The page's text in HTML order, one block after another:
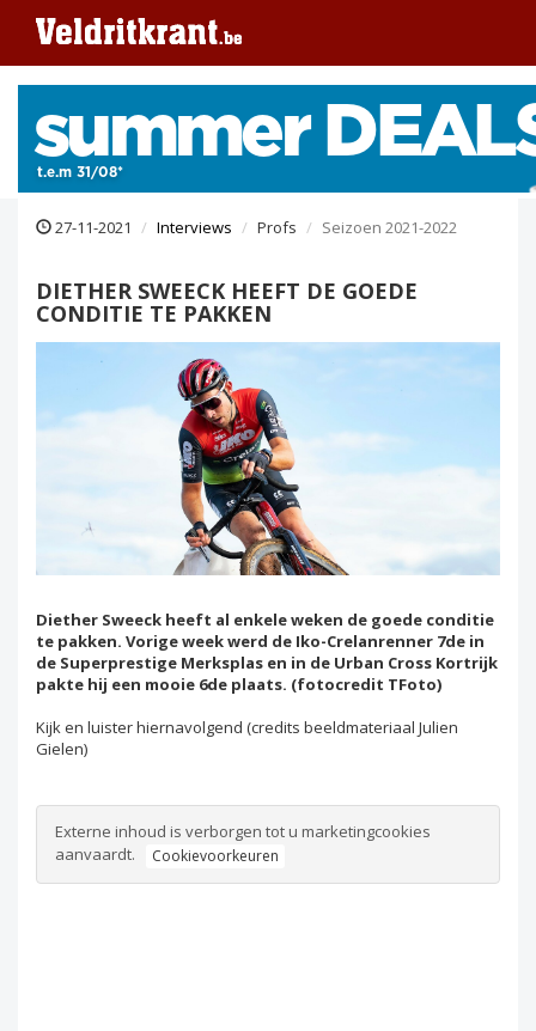
27-11-2021 Interviews Profs Seizoen 2021-2022
DIETHER SWEECK HEEFT DE GOEDE
CONDITIE TE PAKKEN
Diether Sweeck heeft al enkele weken de goede conditie
te pakken. Vorige week werd de Iko-Crelanrenner 7de in
de Superprestige Merksplas en in de Urban Cross Kortrijk
pakte hij een mooie 6de plaats. (fotocredit TFoto)
Kijk en luister hiernavolgend (credits beeldmateriaal Julien
Gielen)
Externe inhoud is verborgen tot u marketingcookies
aanvaardt.
Cookievoorkeuren